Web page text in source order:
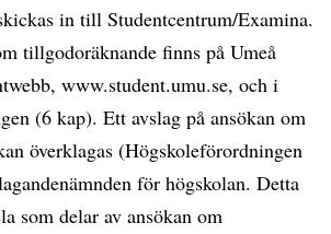
in till Studentcentrum/Examina.
tillgodoräknande finns på Umeå
www.student.umu.se, och i
(6 kap). Ett avslag på ansökan om
överklagas (Högskoleförordningen
för högskolan. Detta
som delar av ansökan om